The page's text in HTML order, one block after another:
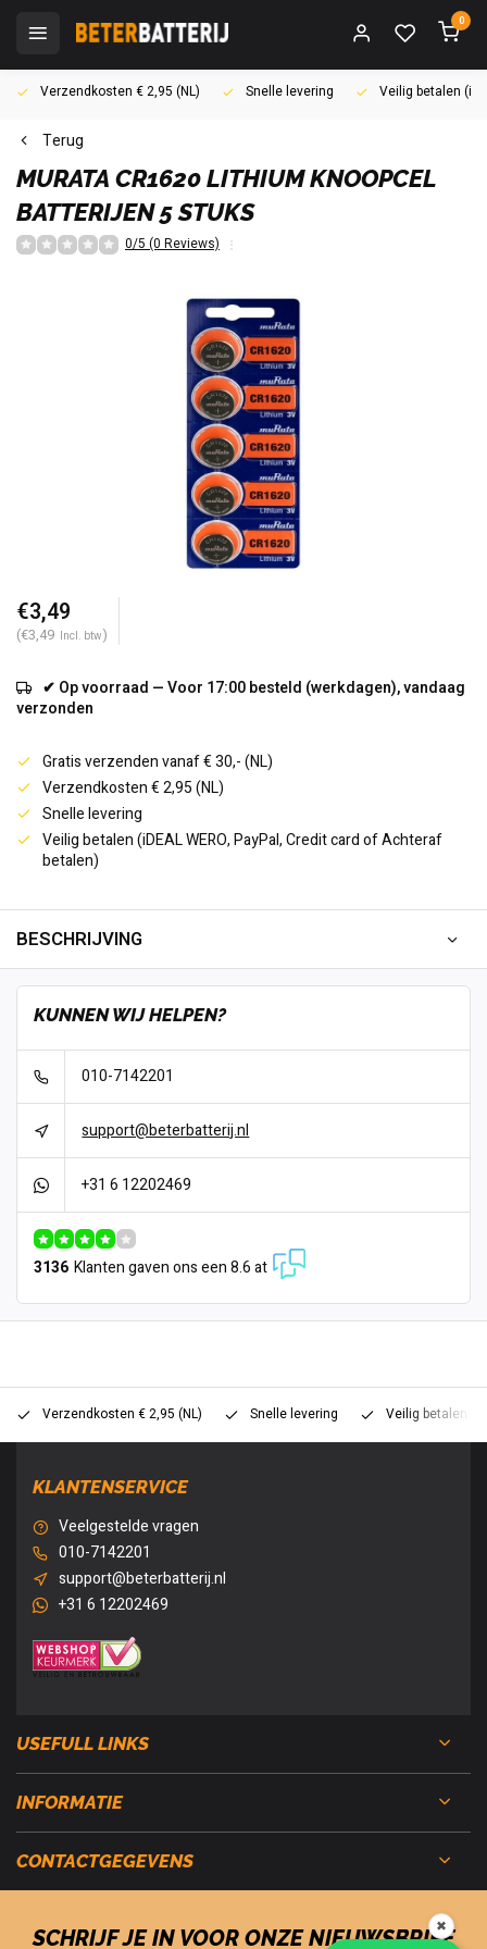
0
Verzendkosten € 2,95 (NL) Snelle levering Veilig betalen
Terug
MURATA CR1620 LITHIUM KNOOPCEL
BATTERIJEN 5 STUKS
0/5 (0 Reviews)
€3,49
(€3,49 Incl. btw)
✔ Op voorraad — Voor 17:00 besteld (werkdagen), vandaag
verzonden
Gratis verzenden vanaf € 30,- (NL)
Verzendkosten € 2,95 (NL)
Snelle levering
Veilig betalen (iDEAL WERO, PayPal, Credit card of Achteraf
betalen)
BESCHRIJVING
KUNNEN WIJ HELPEN?
010-7142201
support@beterbatterij.nl
+31 6 12202469
3136 Klanten gaven ons een 8.6 at
Verzendkosten € 2,95 (NL) Snelle levering Veilig betalen
KLANTENSERVICE
Veelgestelde vragen
010-7142201
support@beterbatterij.nl
+31 6 12202469
USEFULL LINKS
INFORMATIE
CONTACTGEGEVENS
SCHRIJF JE IN VOOR ONZE NIEUWSBRIEF
✖